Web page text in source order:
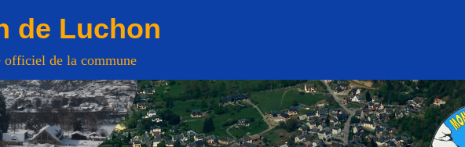
de Luchon
officiel de la commune